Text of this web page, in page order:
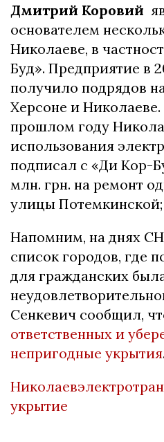
Дмитрий Коровий
основателем
Николаеве, в
Буд». Предприятие в
получило подрядов
Херсоне и Николаеве.
прошлом году
использования
подписал с «Ди Кор-
млн. грн. на ремонт
улицы Потемкинской;
Напомним, на днях
список городов, где
для гражданских
Сенкевич сообщил,
ответственных и
непригодные укрытия.
укрытие